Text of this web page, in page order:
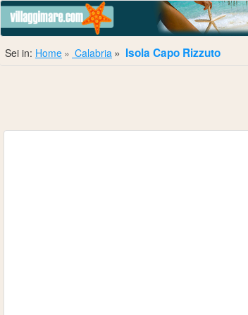
Sei in: Home Calabria Isola Capo Rizzuto